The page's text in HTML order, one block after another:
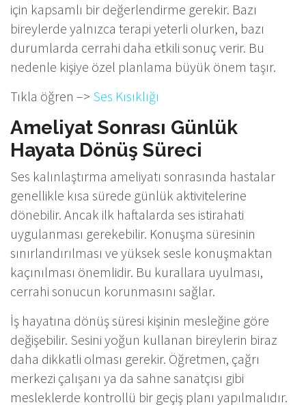
için kapsamlı bir değerlendirme gerekir. Bazı
bireylerde yalnızca terapi yeterli olurken, bazı
durumlarda cerrahi daha etkili sonuç verir. Bu
nedenle kişiye özel planlama büyük önem taşır.
Tıkla öğren –> Ses Kısıklığı
Ameliyat Sonrası Günlük
Hayata Dönüş Süreci
Ses kalınlaştırma ameliyatı sonrasında hastalar
genellikle kısa sürede günlük aktivitelerine
dönebilir. Ancak ilk haftalarda ses istirahati
uygulanması gerekebilir. Konuşma süresinin
sınırlandırılması ve yüksek sesle konuşmaktan
kaçınılması önemlidir. Bu kurallara uyulması,
cerrahi sonucun korunmasını sağlar.
İş hayatına dönüş süresi kişinin mesleğine göre
değişebilir. Sesini yoğun kullanan bireylerin biraz
daha dikkatli olması gerekir. Öğretmen, çağrı
merkezi çalışanı ya da sahne sanatçısı gibi
mesleklerde kontrollü bir geçiş planı yapılmalıdır.